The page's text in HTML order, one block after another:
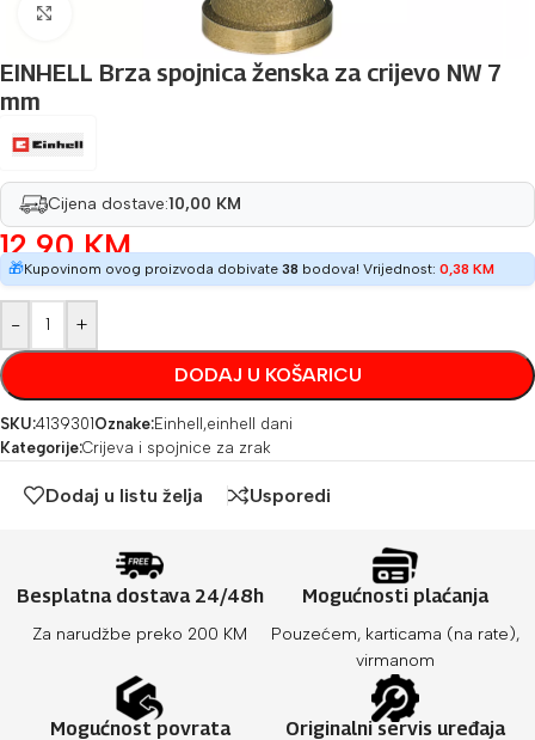
EINHELL Brza spojnica ženska za crijevo NW 7
mm
Cijena dostave:10,00 KM
12,90KM
🎁Kupovinom ovog proizvoda dobivate 38 bodova! Vrijednost: 0,38 KM
- +
DODAJ U KOŠARICU
SKU:4139301 Oznake:Einhell ,einhell dani
Kategorije:Crijeva i spojnice za zrak
Dodaj u listu želja Usporedi
Besplatna dostava 24/48h
Za narudžbe preko 200 KM
Mogućnosti plaćanja
Pouzećem, karticama (na rate),
virmanom
Mogućnost povrata
Originalni servis uređaja